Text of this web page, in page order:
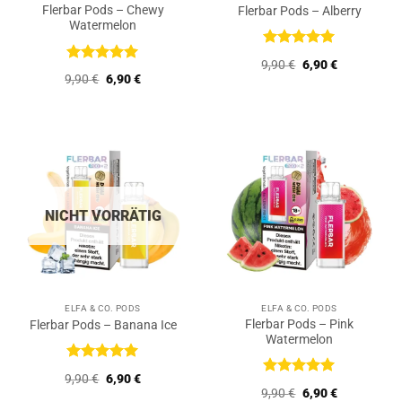
Flerbar Pods – Chewy
Watermelon
Bewertet
mit 5 von
9,90€ Ursprünglicher
Preis
6,90€Aktueller
Flerbar Pods – Alberry
Bewertet
mit 5 von
9,90€ Ursprünglicher
Preis
6,90€Aktueller
NICHT VORRÄTIG
ELFA & CO. PODS
Flerbar Pods – Banana Ice
Bewertet
mit 5 von
9,90€ Ursprünglicher
Preis
6,90€Aktueller
ELFA & CO. PODS
Flerbar Pods – Pink
Watermelon
Bewertet
9,90€ Ursprünglicher
6,90€Aktueller